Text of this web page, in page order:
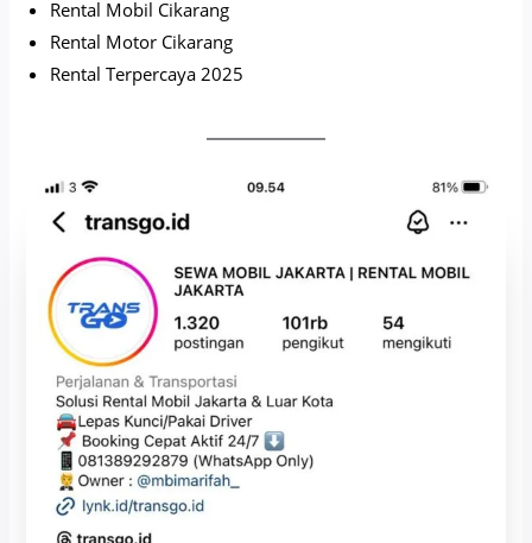
Rental Mobil Cikarang
Rental Motor Cikarang
Rental Terpercaya 2025